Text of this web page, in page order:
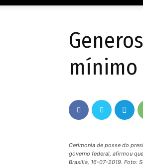
mínimo
Cerimonia de posse do
governo federal, afirmou
Brasilia, 16-07-2019. Foto: